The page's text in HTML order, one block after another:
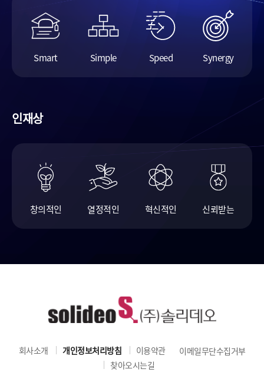
Smart Simple Speed Synergy
인재상
창의적인 열정적인 혁신적인 신뢰받는
회사소개 개인정보처리방침 이용약관
이메일무단수집거부
찾아오시는길